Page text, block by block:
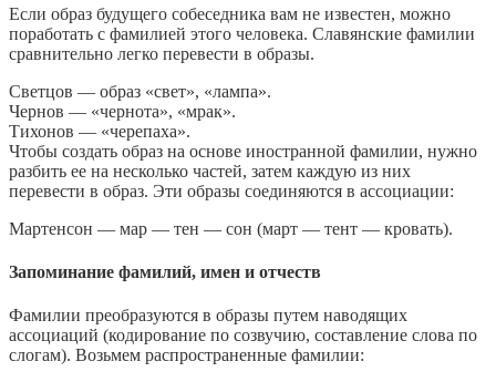
Если образ будущего собеседника вам не известен, можно
поработать с фамилией этого человека. Славянские фамилии
сравнительно легко перевести в образы.
Светцов — образ «свет», «лампа».
Чернов — «чернота», «мрак».
Тихонов — «черепаха».
Чтобы создать образ на основе иностранной фамилии, нужно
разбить ее на несколько частей, затем каждую из них
перевести в образ. Эти образы соединяются в ассоциации:
Мартенсон — мар — тен — сон (март — тент — кровать).
Запоминание фамилий, имен и отчеств
Фамилии преобразуются в образы путем наводящих
ассоциаций (кодирование по созвучию, составление слова по
слогам). Возьмем распространенные фамилии: